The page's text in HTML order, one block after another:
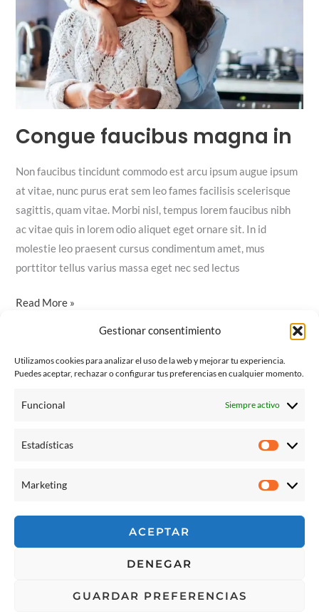
Gestionar consentimiento
Utilizamos cookies para analizar el uso de la web y mejorar tu experiencia.
Puedes aceptar, rechazar o configurar tus preferencias en cualquier momento.
Funcional Siempre activo
Estadísticas
Marketing
ACEPTAR
DENEGAR
GUARDAR PREFERENCIAS
Congue faucibus magna in
Non faucibus tincidunt commodo est arcu ipsum augue ipsum
at vitae, nunc purus erat sem leo fames facilisis scelerisque
sagittis, quam vitae. Morbi nisl, tempus lorem faucibus nibh
ac vitae quis in lorem odio aliquet eget ornare sit. In id
molestie leo praesent cursus condimentum amet, mus
porttitor tellus varius massa eget nec sed lectus
Congue
in
Read More »
¡Hola, mundo!
Te damos la bienvenida a WordPress. Esta es tu primera
¡Hola,
© 2026 Escuela Espacio Shizendo
condiciones| Cancelaciones, devoluciones y reembolsos de pedidos